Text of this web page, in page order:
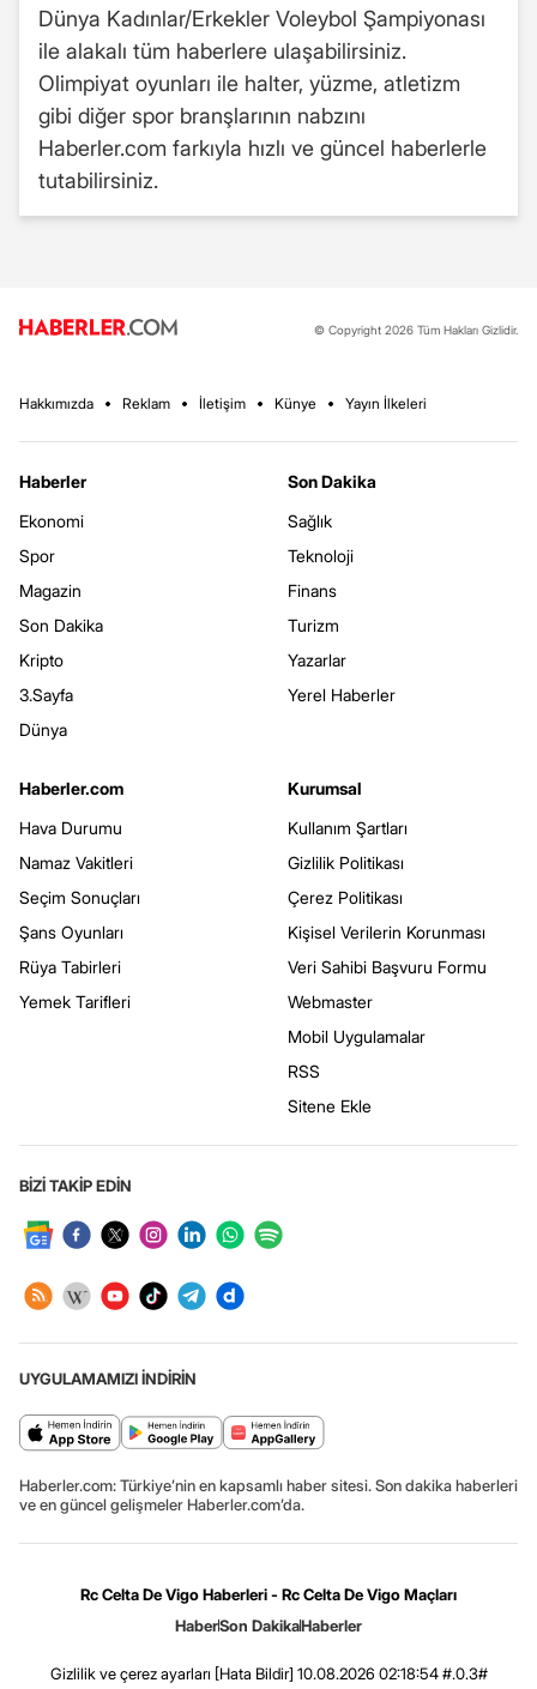
Dünya Kadınlar/Erkekler Voleybol Şampiyonası
ile alakalı tüm haberlere ulaşabilirsiniz.
Olimpiyat oyunları ile halter, yüzme, atletizm
gibi diğer spor branşlarının nabzını
Haberler.com farkıyla hızlı ve güncel haberlerle
tutabilirsiniz.
© Copyright 2026 Tüm Hakları Gizlidir.
Hakkımızda Reklam İletişim Künye Yayın İlkeleri
Haberler
Ekonomi
Spor
Magazin
Son Dakika
Kripto
3.Sayfa
Dünya
Son Dakika
Sağlık
Teknoloji
Finans
Turizm
Yazarlar
Yerel Haberler
Haberler.com
Hava Durumu
Namaz Vakitleri
Seçim Sonuçları
Şans Oyunları
Rüya Tabirleri
Yemek Tarifleri
Kurumsal
Kullanım Şartları
Gizlilik Politikası
Çerez Politikası
Kişisel Verilerin Korunması
Veri Sahibi Başvuru Formu
Webmaster
Mobil Uygulamalar
RSS
Sitene Ekle
BİZİ TAKİP EDİN
UYGULAMAMIZI İNDİRİN
Haberler.com: Türkiye’nin en kapsamlı haber sitesi. Son dakika haberleri
ve en güncel gelişmeler Haberler.com’da.
Rc Celta De Vigo Haberleri - Rc Celta De Vigo Maçları
HaberSon DakikaHaberler
Gizlilik ve çerez ayarları [Hata Bildir] 10.08.2026 02:18:54 #.0.3#